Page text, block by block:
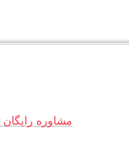
مشاوره رایگان